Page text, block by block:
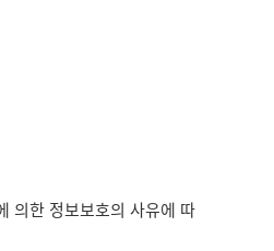
의한 정보보호의 사유에 따